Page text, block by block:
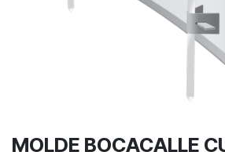
MOLDE BOCACALLE